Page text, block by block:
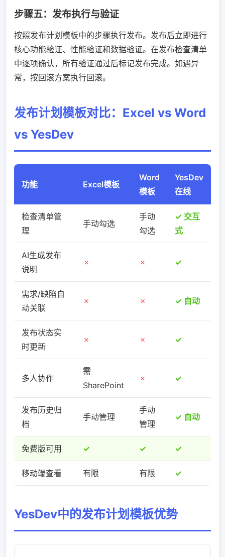
步骤五：发布执行与验证
按照发布计划模板中的步骤执行发布。发布后立即进行
核心功能验证、性能验证和数据验证。在发布检查清单
中逐项确认，所有验证通过后标记发布完成。如遇异
常，按回滚方案执行回滚。
发布计划模板对比：Excel vs Word
vs YesDev
功能 Excel模板
Word
模板
YesDev
在线
检查清单管
理
手动勾选
手动
勾选
✓ 交互
式
AI生成发布
说明
✗ ✗ ✓
需求/缺陷自
动关联
✗ ✗ ✓ 自动
发布状态实
时更新
✗ ✗ ✓
多人协作
需
SharePoint
✗ ✓
发布历史归
档
手动管理
手动
管理
✓ 自动
免费版可用 ✓ ✓ ✓
移动端查看 有限 有限 ✓
YesDev中的发布计划模板优势